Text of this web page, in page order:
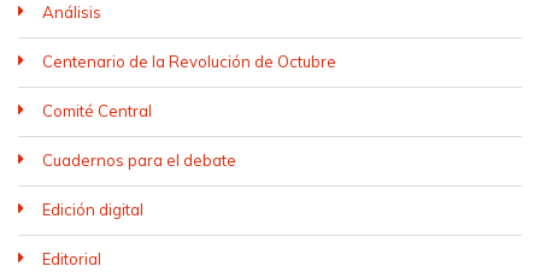
Análisis
Centenario de la Revolución de Octubre
Comité Central
Cuadernos para el debate
Edición digital
Editorial